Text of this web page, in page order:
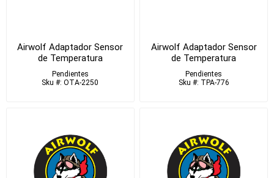
Airwolf Adaptador Sensor
de Temperatura
Pendientes
Sku #: OTA-2250
Airwolf Adaptador Sensor
de Temperatura
Pendientes
Sku #: TPA-776